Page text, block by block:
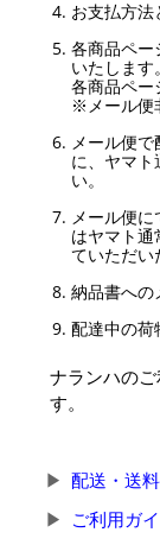
お支払方法
各商品ペー
いたします。
各商品ペー
※メール便
メール便
に、ヤマト
い。
メール便
はヤマト
ていただい
納品書への
配達中の荷
ナランハのご
す。
配送・送
ご利用ガ